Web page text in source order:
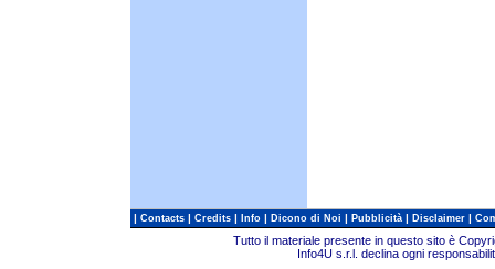
| Contacts | Credits | Info | Dicono di Noi | Pubblicità | Disclaimer |
Tutto il materiale presente in questo sito è
Info4U s.r.l. declina ogni